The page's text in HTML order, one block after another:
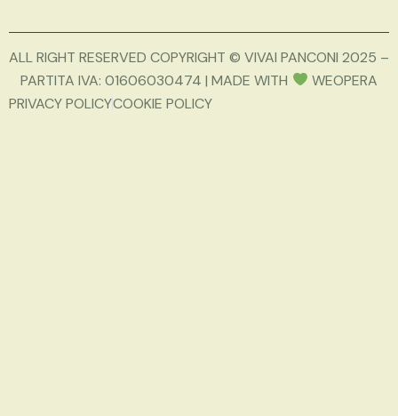
ALL RIGHT RESERVED COPYRIGHT © VIVAI PANCONI 2025 –
PARTITA IVA: 01606030474 | MADE WITH
WEOPERA
PRIVACY POLICYCOOKIE POLICY